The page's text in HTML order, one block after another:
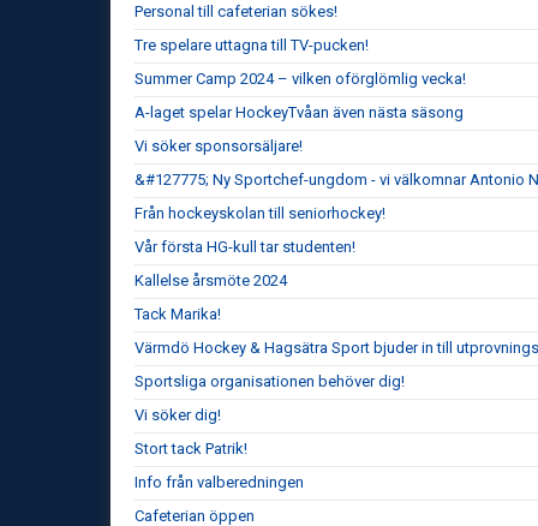
Personal till cafeterian sökes!
Tre spelare uttagna till TV-pucken!
Summer Camp 2024 – vilken oförglömlig vecka!
A-laget spelar HockeyTvåan även nästa säsong
Vi söker sponsorsäljare!
&#127775; Ny Sportchef-ungdom - vi välkomnar Antonio
Från hockeyskolan till seniorhockey!
Vår första HG-kull tar studenten!
Kallelse årsmöte 2024
Tack Marika!
Värmdö Hockey & Hagsätra Sport bjuder in till
Sportsliga organisationen behöver dig!
Vi söker dig!
Stort tack Patrik!
Info från valberedningen
Cafeterian öppen